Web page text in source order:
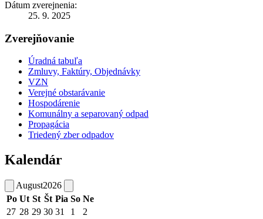
Dátum zverejnenia:
25. 9. 2025
Zverejňovanie
Úradná tabuľa
Zmluvy, Faktúry, Objednávky
VZN
Verejné obstarávanie
Hospodárenie
Komunálny a separovaný odpad
Propagácia
Triedený zber odpadov
Kalendár
August2026
Po Ut St Št Pia So Ne
27 28 29 30 31 1
2